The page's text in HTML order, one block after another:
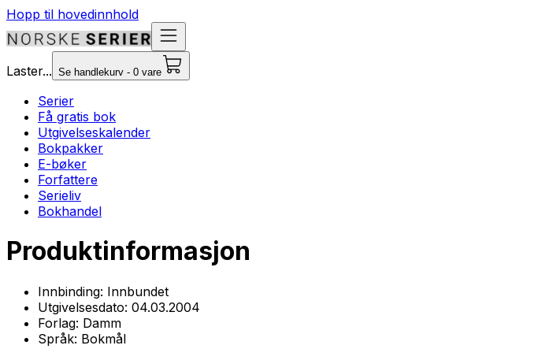
Hopp til hovedinnhold
Laster... Se handlekurv - 0 vare
Serier
Få gratis bok
Utgivelseskalender
Bokpakker
E-bøker
Forfattere
Serieliv
Bokhandel
Produktinformasjon
Innbinding: Innbundet
Utgivelsesdato: 04.03.2004
Forlag: Damm
Språk: Bokmål